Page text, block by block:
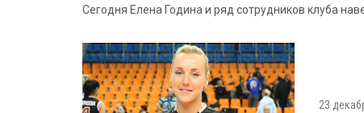
Сегодня Елена Година и ряд сотрудников клуба
23